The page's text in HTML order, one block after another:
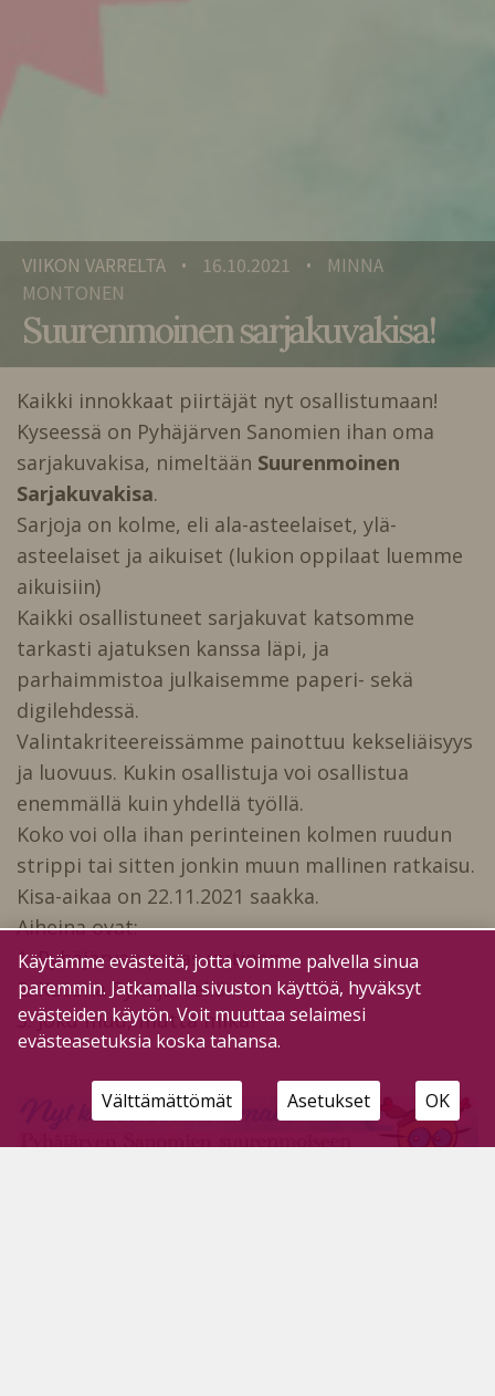
VIIKON VARRELTA • 16.10.2021 •
MINNA
MONTONEN
Suurenmoinen sarjakuvakisa!
Kaikki innokkaat piirtäjät nyt osallistumaan!
Kyseessä on Pyhäjärven Sanomien ihan oma
sarjakuvakisa, nimeltään Suurenmoinen
Sarjakuvakisa.
Sarjoja on kolme, eli ala-asteelaiset, ylä-
asteelaiset ja aikuiset (lukion oppilaat luemme
aikuisiin)
Kaikki osallistuneet sarjakuvat katsomme
tarkasti ajatuksen kanssa läpi, ja
parhaimmistoa julkaisemme paperi- sekä
digilehdessä.
Valintakriteereissämme painottuu kekseliäisyys
ja luovuus. Kukin osallistuja voi osallistua
enemmällä kuin yhdellä työllä.
Koko voi olla ihan perinteinen kolmen ruudun
strippi tai sitten jonkin muun mallinen ratkaisu.
Kisa-aikaa on 22.11.2021 saakka.
Aiheina ovat:
1. Pyhäjärven paras uutinen
2. Kotona Pyhäjärvellä
3. Joku muu, mutta mikä?
Käytämme evästeitä, jotta voimme palvella sinua
paremmin. Jatkamalla sivuston käyttöä, hyväksyt
evästeiden käytön. Voit muuttaa selaimesi
evästeasetuksia koska tahansa.
Välttämättömät Asetukset OK